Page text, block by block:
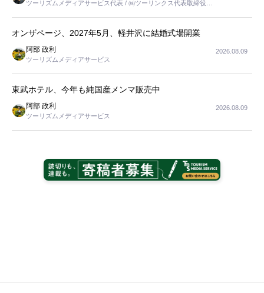
ツーリズムメディアサービス代表 / ㈱ツーリンクス代表取締役社
オンザページ、2027年5月、軽井沢に結婚式場開業
阿部 政利
ツーリズムメディアサービス
2026.08.09
東武ホテル、今年も純国産メンマ販売中
阿部 政利
ツーリズムメディアサービス
2026.08.09